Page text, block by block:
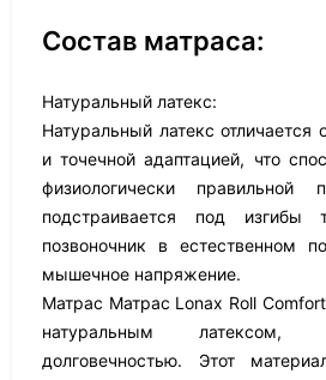
Состав матраса:
Натуральный латекс:
Натуральный латекс отличается
и точечной адаптацией, что
физиологически
подстраивается под изгибы
позвоночник в естественном
мышечное напряжение.
Матрас Матрас Lonax Roll
натуральным латексом,
долговечностью. Этот